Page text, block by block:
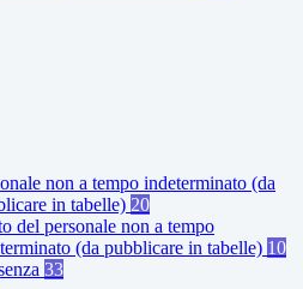
non a tempo indeterminato (da
in tabelle) 20
del personale non a tempo
(da pubblicare in tabelle) 10
33